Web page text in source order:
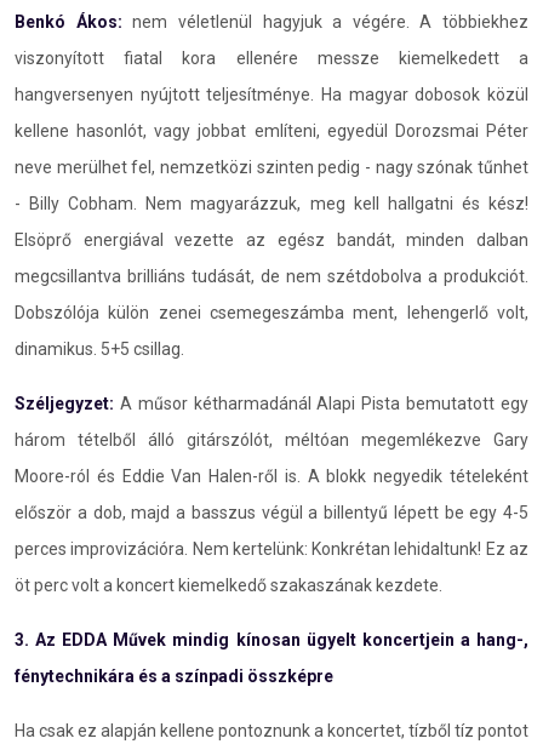
Benkó Ákos: nem véletlenül hagyjuk a végére. A többiekhez
viszonyított fiatal kora ellenére messze kiemelkedett a
hangversenyen nyújtott teljesítménye. Ha magyar dobosok közül
kellene hasonlót, vagy jobbat említeni, egyedül Dorozsmai Péter
neve merülhet fel, nemzetközi szinten pedig - nagy szónak tűnhet
- Billy Cobham. Nem magyarázzuk, meg kell hallgatni és kész!
Elsöprő energiával vezette az egész bandát, minden dalban
megcsillantva brilliáns tudását, de nem szétdobolva a produkciót.
Dobszólója külön zenei csemegeszámba ment, lehengerlő volt,
dinamikus. 5+5 csillag.
Széljegyzet: A műsor kétharmadánál Alapi Pista bemutatott egy
három tételből álló gitárszólót, méltóan megemlékezve Gary
Moore-ról és Eddie Van Halen-ről is. A blokk negyedik tételeként
először a dob, majd a basszus végül a billentyű lépett be egy 4-5
perces improvizációra. Nem kertelünk: Konkrétan lehidaltunk! Ez az
öt perc volt a koncert kiemelkedő szakaszának kezdete.
3. Az EDDA Művek mindig kínosan ügyelt koncertjein a hang-,
fénytechnikára és a színpadi összképre
Ha csak ez alapján kellene pontoznunk a koncertet, tízből tíz pontot